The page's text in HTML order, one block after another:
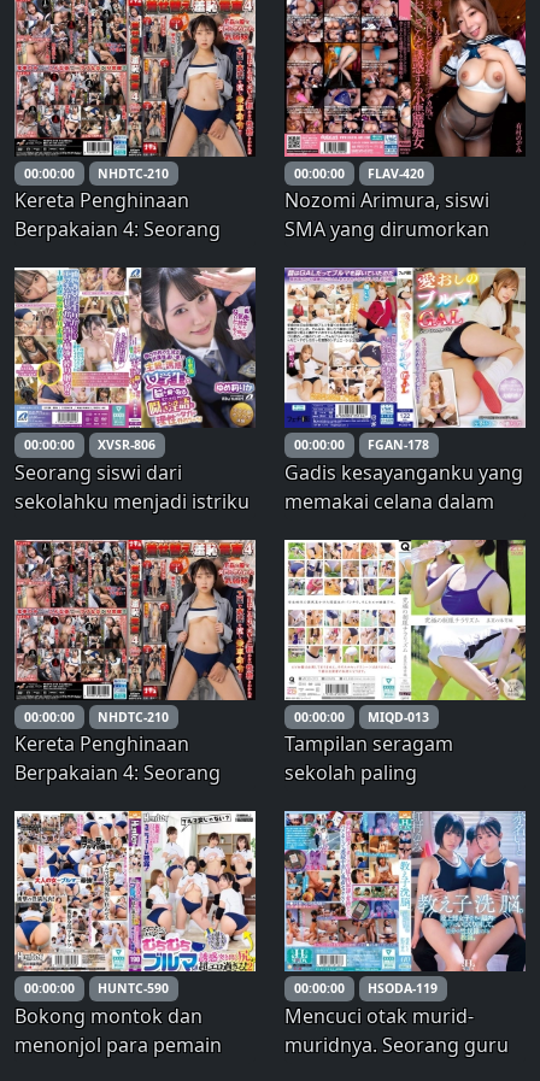
&quot; Akari Matsunaga,
dengan suara iblisnya
yang akan membuat
penismu tegang hanya
dengan
mendengarkannya,
berbisik manis di teling
Pengiriman cosplay
kecantikan dewasa: Hikari
Hime
00:00:00 NHDTC-210
Kereta Penghinaan
Berpakaian 4: Seorang
mengenakan pakaian
yang memalukan selama
berhari-hari.
00:00:00 FLAV-420
Nozomi Arimura, siswi
SMA yang dirumorkan
seorang wanita jalang
yang menggoda pria yang
lebih tua dengan
putingnya yang
menegang dan
bokongnya yang besar.
00:00:00 XVSR-806
Seorang siswi dari
sekolahku menjadi istriku
Godaan subjektif
terhadap seorang siswi
nakal yang membisikkan
kata-kata kotor yang
menguasai pikirannya
dan membuatmu
kehilangan aka
00:00:00 FGAN-178
Gadis kesayanganku yang
memakai celana dalam
00:00:00 NHDTC-210
Kereta Penghinaan
Berpakaian 4: Seorang
mengenakan pakaian
yang memalukan selama
berhari-hari.
00:00:00 MIQD-013
Tampilan seragam
sekolah paling
olahraga pertengahan
musim panas
00:00:00 HUNTC-590
Bokong montok dan
menonjol para pemain
00:00:00 HSODA-119
Mencuci otak murid-
muridnya. Seorang guru